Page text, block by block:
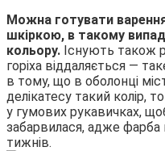
Можна готувати варення
шкіркою, в такому
кольору. Існують також
горіха віддаляється —
в тому, що в оболонці
делікатесу такий колір,
у гумових рукавичках,
забарвилася, адже
тижнів.